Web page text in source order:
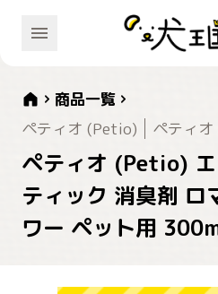
商品一覧
ペティオ (Petio)
ペティ
ペティオ (Petio)
ティック 消臭剤 ロ
ワー ペット用